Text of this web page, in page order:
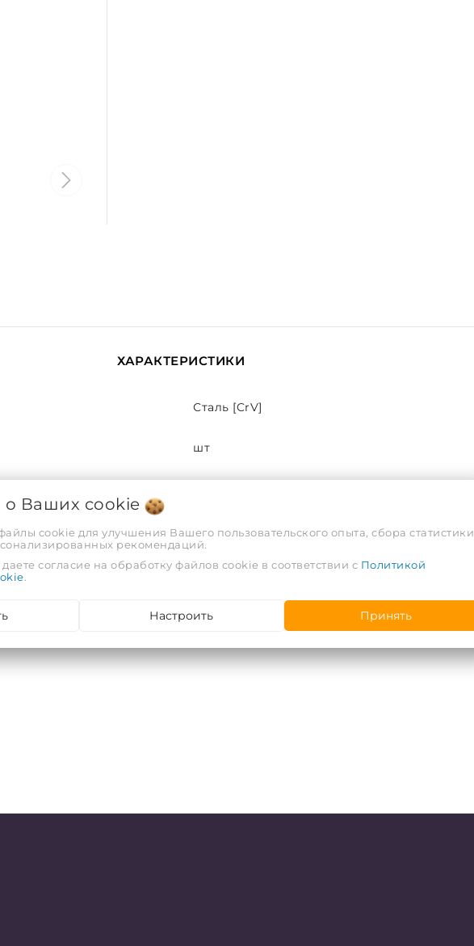
ХАРАКТЕРИСТИКИ
Сталь [CrV]
шт
0,00109
12
о Ваших cookie
cookie для улучшения Вашего пользовательского опыта, сбора статистики
рекомендаций.
согласие на обработку файлов cookie в соответствии с Политикой
.
Настроить Принять